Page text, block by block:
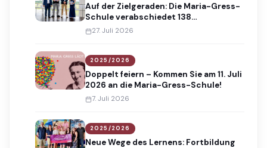
Auf der Zielgeraden: Die Maria-Gress-
Schule verabschiedet 138
Absolventinnen und Absolventen
27. Juli 2026
2025/2026
Doppelt feiern – Kommen Sie am 11. Juli
2026 an die Maria-Gress-Schule!
7. Juli 2026
2025/2026
Neue Wege des Lernens: Fortbildung